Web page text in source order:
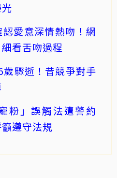
愛意深情熱吻！網
看舌吻過程
驟逝！昔競爭對手
粉」誤觸法遭警約
遵守法規